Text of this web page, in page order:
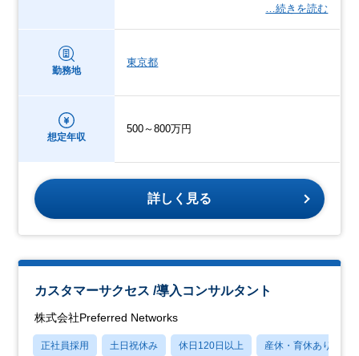
…続きを読む
勤務地
東京都
想定年収
500～800万円
詳しく見る
カスタマーサクセス /導入コンサルタント
株式会社Preferred Networks
正社員採用 土日祝休み 休日120日以上 産休・育休あり